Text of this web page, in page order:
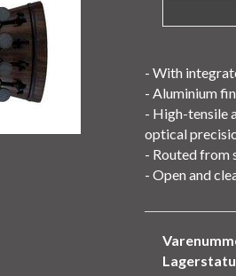
- With
- Aluminium
- High-tensile
optical
- Routed from
- Open and